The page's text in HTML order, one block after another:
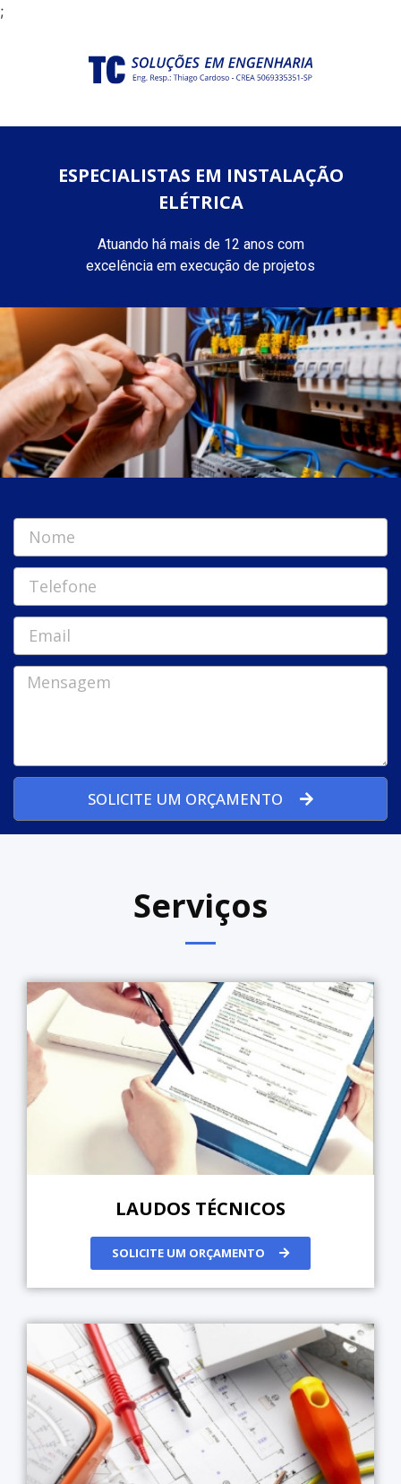
;
ESPECIALISTAS EM INSTALAÇÃO
ELÉTRICA
Atuando há mais de 12 anos com
excelência em execução de projetos
SOLICITE UM ORÇAMENTO
Serviços
LAUDOS TÉCNICOS
SOLICITE UM ORÇAMENTO